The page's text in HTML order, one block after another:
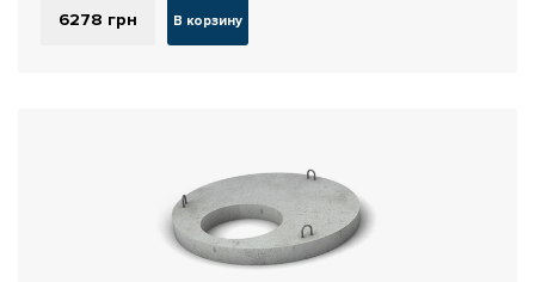
6278 грн В корзину